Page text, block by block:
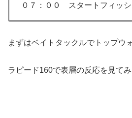
０７：００ スタートフィッ
まずはベイトタックルでトップウ
ラピード160で表層の反応を見てみ